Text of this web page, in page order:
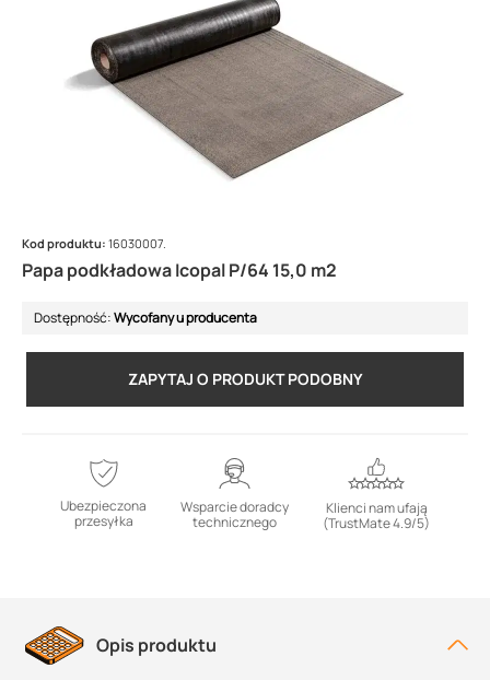
Papa podkładowa Icopal P/64 15,0 m2
Kod produktu: 16030007.
Dostępność:Wycofany u producenta
ZAPYTAJ O PRODUKT PODOBNY
Ubezpieczona
przesyłka
Wsparcie doradcy
technicznego
Klienci nam ufają
(TrustMate 4.9/5)
Opis produktu